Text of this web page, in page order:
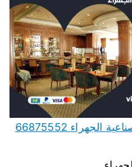
تأجير سجاد موكيت زوليات صناعية الجهراء 66875552